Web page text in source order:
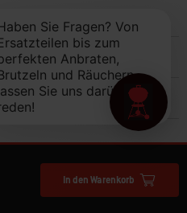
In den Warenkorb